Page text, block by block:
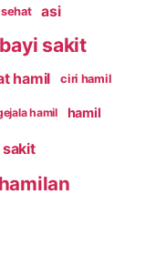
asi
bayi sakit
hamil ciri hamil
hamil hamil
sakit